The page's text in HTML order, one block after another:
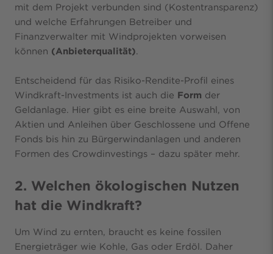
mit dem Projekt verbunden sind (Kostentransparenz)
und welche Erfahrungen Betreiber und
Finanzverwalter mit Windprojekten vorweisen
können (Anbieterqualität).
Entscheidend für das Risiko-Rendite-Profil eines
Windkraft-Investments ist auch die Form der
Geldanlage. Hier gibt es eine breite Auswahl, von
Aktien und Anleihen über Geschlossene und Offene
Fonds bis hin zu Bürgerwindanlagen und anderen
Formen des Crowdinvestings – dazu später mehr.
2. Welchen ökologischen Nutzen
hat die Windkraft?
Um Wind zu ernten, braucht es keine fossilen
Energieträger wie Kohle, Gas oder Erdöl. Daher